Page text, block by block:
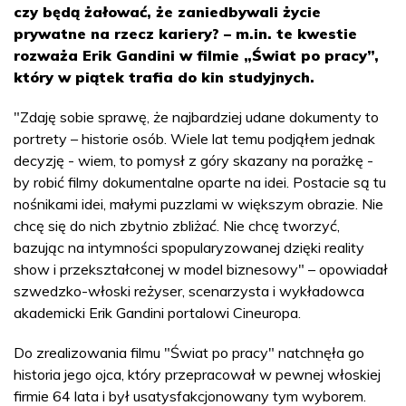
czy będą żałować, że zaniedbywali życie
prywatne na rzecz kariery? – m.in. te kwestie
rozważa Erik Gandini w filmie „Świat po pracy”,
który w piątek trafia do kin studyjnych.
"Zdaję sobie sprawę, że najbardziej udane dokumenty to
portrety – historie osób. Wiele lat temu podjąłem jednak
decyzję - wiem, to pomysł z góry skazany na porażkę -
by robić filmy dokumentalne oparte na idei. Postacie są tu
nośnikami idei, małymi puzzlami w większym obrazie. Nie
chcę się do nich zbytnio zbliżać. Nie chcę tworzyć,
bazując na intymności spopularyzowanej dzięki reality
show i przekształconej w model biznesowy" – opowiadał
szwedzko-włoski reżyser, scenarzysta i wykładowca
akademicki Erik Gandini portalowi Cineuropa.
Do zrealizowania filmu "Świat po pracy" natchnęła go
historia jego ojca, który przepracował w pewnej włoskiej
firmie 64 lata i był usatysfakcjonowany tym wyborem.